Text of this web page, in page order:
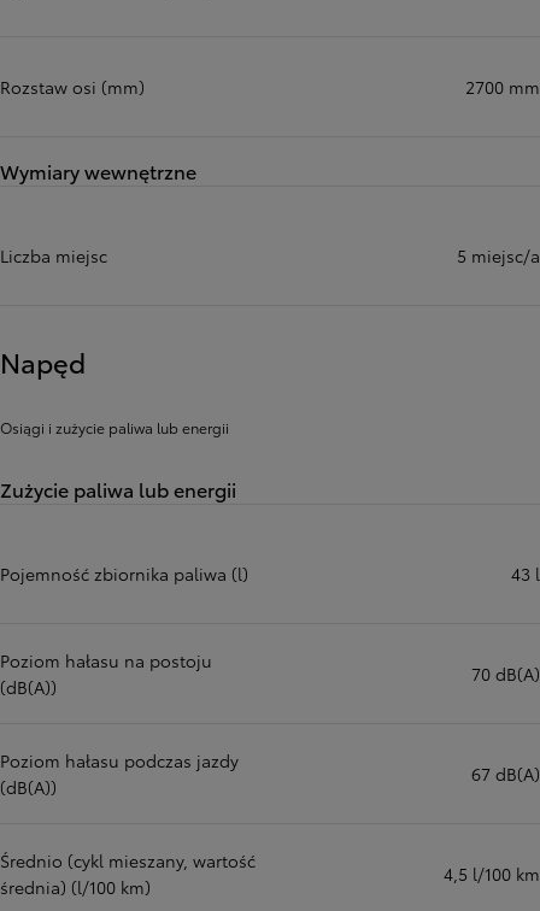
Rozstaw osi (mm) 2700 mm
Wymiary wewnętrzne
Liczba miejsc 5 miejsc/a
Napęd
Osiągi i zużycie paliwa lub energii
Zużycie paliwa lub energii
Pojemność zbiornika paliwa (l) 43 l
Poziom hałasu na postoju
(dB(A))
70 dB(A)
Poziom hałasu podczas jazdy
(dB(A))
67 dB(A)
Średnio (cykl mieszany, wartość
średnia) (l/100 km)
4,5 l/100 km